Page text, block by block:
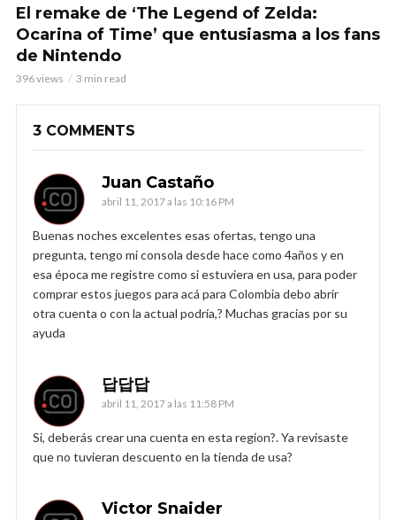
El remake de ‘The Legend of Zelda:
Ocarina of Time’ que entusiasma a los fans
de Nintendo
396 views 3 min read
3 COMMENTS
Juan Castaño
abril 11, 2017 a las 10:16 PM
Buenas noches excelentes esas ofertas, tengo una
pregunta, tengo mi consola desde hace como 4años y en
esa época me registre como si estuviera en usa, para poder
comprar estos juegos para acá para Colombia debo abrir
otra cuenta o con la actual podría,? Muchas gracias por su
ayuda
답답답
abril 11, 2017 a las 11:58 PM
Si, deberás crear una cuenta en esta region?. Ya revisaste
que no tuvieran descuento en la tienda de usa?
Victor Snaider